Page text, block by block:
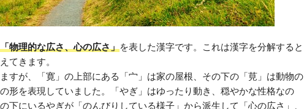
「物理的な広さ、心の広さ」を表した漢字です。これは漢字を分解すると
てきます。
すが、「寛」の上部にある「宀」は家の屋根、その下の「莧」は動物の
形を表現していました。「やぎ」はゆったり動き、穏やかな性格なの
下にいるやぎが「のんびりしている様子」から派生して「心の広さ」、